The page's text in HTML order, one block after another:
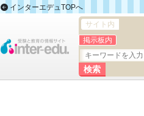
インターエデュTOPへ
サイト内
掲示板内